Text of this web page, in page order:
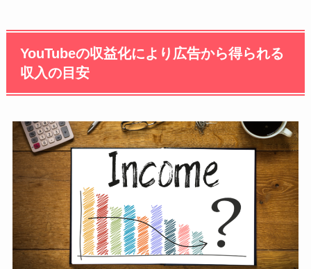
YouTubeの収益化により広告から得られる
収入の目安